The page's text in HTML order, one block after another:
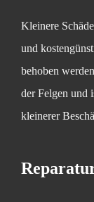
Kleinere
und
behoben
der Felgen und
kleinerer